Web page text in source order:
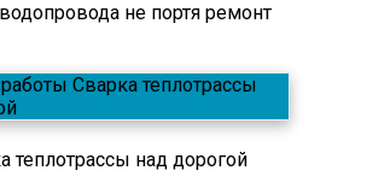
не портя ремонт
теплотрассы над дорогой